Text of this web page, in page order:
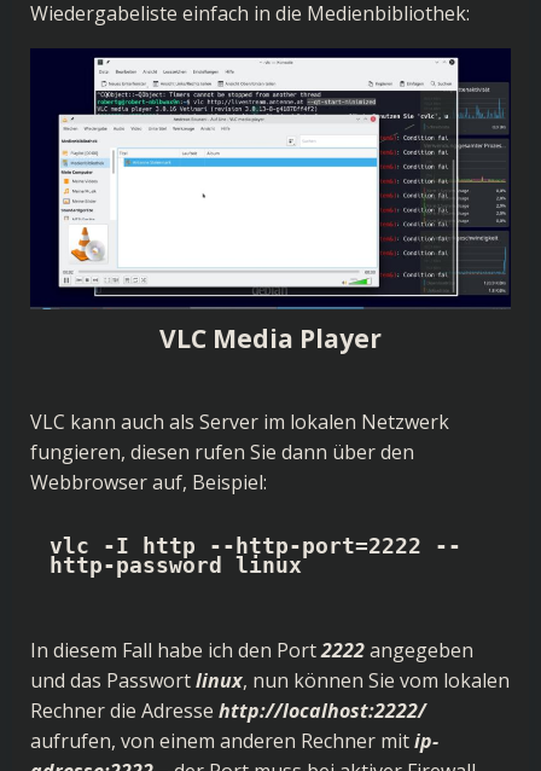
Wiedergabeliste einfach in die Medienbibliothek:
VLC Media Player
VLC kann auch als Server im lokalen Netzwerk
fungieren, diesen rufen Sie dann über den
Webbrowser auf, Beispiel:
vlc -I http --http-port=2222 --
http-password linux
In diesem Fall habe ich den Port2222angegeben
und das Passwortlinux, nun können Sie vom lokalen
Rechner die Adresse http://localhost:2222/
aufrufen, von einem anderen Rechner mitip-